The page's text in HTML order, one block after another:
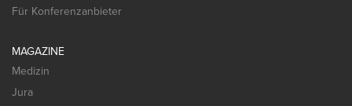
Für Konferenzanbieter
MAGAZINE
Medizin
Jura